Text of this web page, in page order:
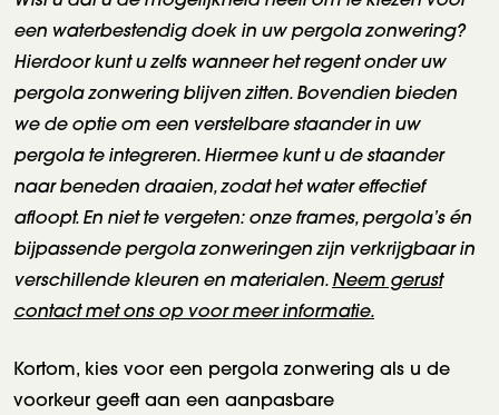
een waterbestendig doek in uw pergola zonwering?
Hierdoor kunt u zelfs wanneer het regent onder uw
pergola zonwering blijven zitten. Bovendien bieden
we de optie om een verstelbare staander in uw
pergola te integreren. Hiermee kunt u de staander
naar beneden draaien, zodat het water effectief
afloopt. En niet te vergeten: onze frames, pergola’s én
bijpassende pergola zonweringen zijn verkrijgbaar in
verschillende kleuren en materialen.Neem gerust
contact met ons op voor meer informatie.
Kortom, kies voor een pergola zonwering als u de
voorkeur geeft aan een aanpasbare